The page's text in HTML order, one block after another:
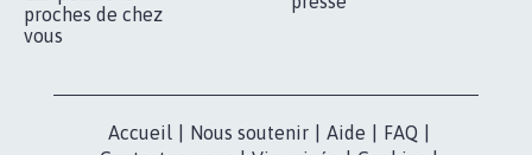
proches de chez
vous
Accueil Nous soutenir Aide FAQ